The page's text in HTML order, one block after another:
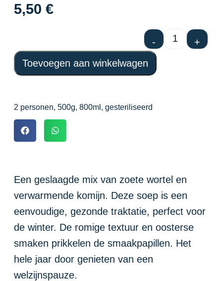
5,50 €
-
+
Toevoegen aan winkelwagen
2 personen, 500g, 800ml, gesteriliseerd
Een geslaagde mix van zoete wortel en
verwarmende komijn. Deze soep is een
eenvoudige, gezonde traktatie, perfect voor
de winter. De romige textuur en oosterse
smaken prikkelen de smaakpapillen. Het
hele jaar door genieten van een
welzijnspauze.